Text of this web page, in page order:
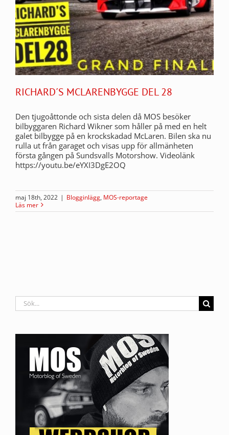
RICHARD´S MCLARENBYGGE DEL 28
Den tjugoåttonde och sista delen då MOS besöker
bilbyggaren Richard Wikner som håller på med en helt
galet bilbygge på en krockskadad McLaren. Bilen ska nu
rulla ut från garaget och visas upp för allmänheten
första gången på Sundsvalls Motorshow. Videolänk
https://youtu.be/eYXI3DgE2OQ
maj 18th, 2022 | Blogginlägg, MOS-reportage
Läs mer
Sök
efter: